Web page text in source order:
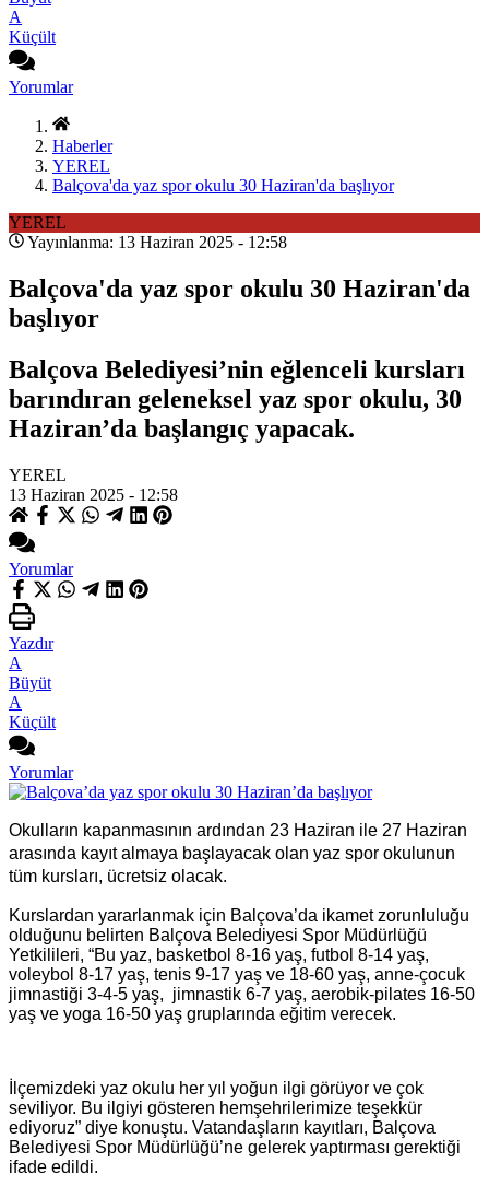
A
Küçült
Yorumlar
Haberler
YEREL
Balçova'da yaz spor okulu 30 Haziran'da başlıyor
YEREL
Yayınlanma: 13 Haziran 2025 - 12:58
Balçova'da yaz spor okulu 30 Haziran'da
başlıyor
Balçova Belediyesi’nin eğlenceli kursları
barındıran geleneksel yaz spor okulu, 30
Haziran’da başlangıç yapacak.
YEREL
13 Haziran 2025 - 12:58
Yorumlar
Yazdır
A
Büyüt
A
Küçült
Yorumlar
Okulların kapanmasının ardından 23 Haziran ile 27 Haziran
arasında kayıt almaya başlayacak olan yaz spor okulunun
tüm kursları, ücretsiz olacak.
Kurslardan yararlanmak için Balçova’da ikamet zorunluluğu
olduğunu belirten Balçova Belediyesi Spor Müdürlüğü
Yetkilileri, “Bu yaz, basketbol 8-16 yaş, futbol 8-14 yaş,
voleybol 8-17 yaş, tenis 9-17 yaş ve 18-60 yaş, anne-çocuk
jimnastiği 3-4-5 yaş, jimnastik 6-7 yaş, aerobik-pilates 16-50
yaş ve yoga 16-50 yaş gruplarında eğitim verecek.
İlçemizdeki yaz okulu her yıl yoğun ilgi görüyor ve çok
seviliyor. Bu ilgiyi gösteren hemşehrilerimize teşekkür
ediyoruz” diye konuştu. Vatandaşların kayıtları, Balçova
Belediyesi Spor Müdürlüğü’ne gelerek yaptırması gerektiği
ifade edildi.